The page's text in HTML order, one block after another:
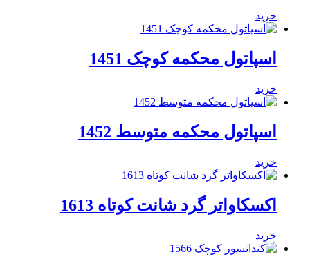
خرید
اسپاتول محکمه کوچک 1451
خرید
اسپاتول محکمه متوسط 1452
خرید
اکسکاواتر گرد شانت کوتاه 1613
خرید